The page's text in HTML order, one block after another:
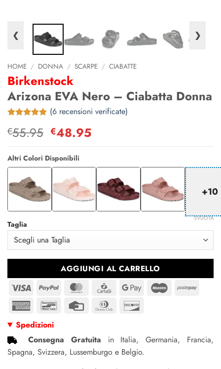
❮ ❯
HOME / DONNA / SCARPE / CIABATTE
Birkenstock
Arizona EVA Nero – Ciabatta Donna
verificate
(6recensioni verificate)
€55.95 Il
prezzo
originale
era:
€55.95.
€48.95
prezzo
è:
€48.95.
Altri Colori Disponibili
+10
Taglia
SVUOTA
AGGIUNGI AL CARRELLO
Visa
PayPal MasterCardCartaSi
Google
Maestro
American
Bancontact Credit
Dinners
Spedizioni
Consegna Gratuita in Italia, Germania, Francia,
Spagna, Svizzera, Lussemburgo e Belgio.